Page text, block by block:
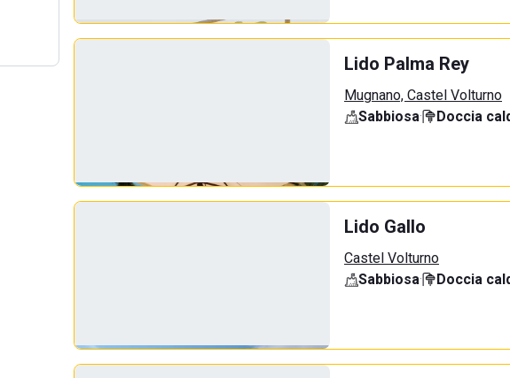
Lido Palma Rey
Mugnano, Castel Volturno
Sabbiosa· Doccia
Lido Gallo
Castel Volturno
Sabbiosa· Doccia